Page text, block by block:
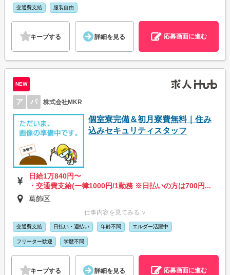
交通費支給 服装自由
キープする 詳細を見る 応募画面に進む
NEW
ア パ 株式会社MKR
個室寮完備＆初月寮費無料｜住み
込みセキュリティスタッフ
日給1万840円〜
・交通費支給(一律1000円/1勤務 ※日払いの方は700円...
葛飾区
仕事内容を見てみる ∨
交通費支給 日払い・週払い 年齢不問 エルダー活躍中
フリーター歓迎 学歴不問
キープする 詳細を見る 応募画面に進む